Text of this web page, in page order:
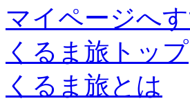
マイページへ
くるま旅トップ
くるま旅とは